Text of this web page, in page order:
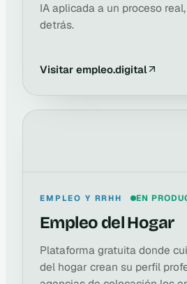
IA aplicada a un proceso
detrás.
Visitar empleo.digital
EMPLEO Y RRHH EN
Empleo del Hogar
Plataforma gratuita donde
del hogar crean su perfil